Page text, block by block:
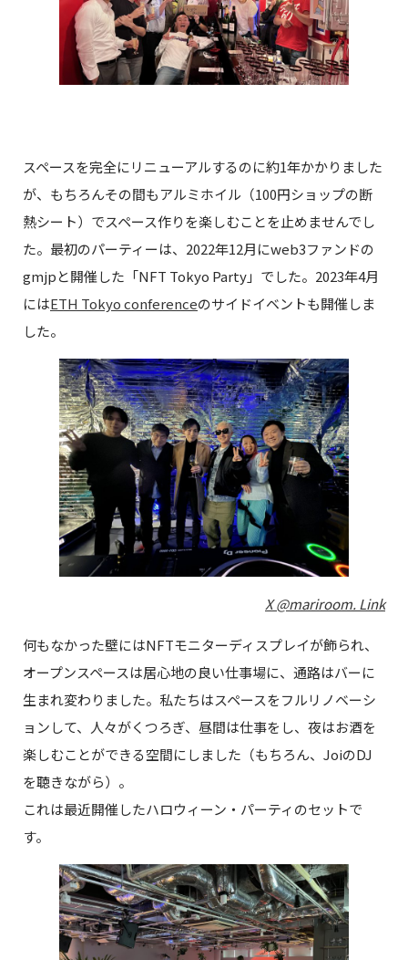
スペースを完全にリニューアルするのに約1年かかりました
が、もちろんその間もアルミホイル（100円ショップの断
熱シート）でスペース作りを楽しむことを止めませんでし
た。最初のパーティーは、2022年12月にweb3ファンドの
gmjpと開催した「NFT Tokyo Party」でした。2023年4月
にはETH Tokyo conferenceのサイドイベントも開催しま
した。
X @mariroom. Link
何もなかった壁にはNFTモニターディスプレイが飾られ、
オープンスペースは居心地の良い仕事場に、通路はバーに
生まれ変わりました。私たちはスペースをフルリノベーシ
ョンして、人々がくつろぎ、昼間は仕事をし、夜はお酒を
楽しむことができる空間にしました（もちろん、JoiのDJ
を聴きながら）。
これは最近開催したハロウィーン・パーティのセットで
す。